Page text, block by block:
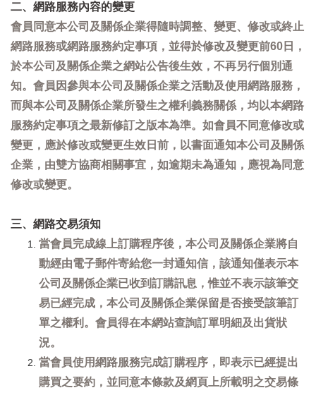
二、網路服務內容的變更
會員同意本公司及關係企業得隨時調整、變更、修改或終止
網路服務或網路服務約定事項，並得於修改及變更前60日，
於本公司及關係企業之網站公告後生效，不再另行個別通
知。會員因參與本公司及關係企業之活動及使用網路服務，
而與本公司及關係企業所發生之權利義務關係，均以本網路
服務約定事項之最新修訂之版本為準。如會員不同意修改或
變更，應於修改或變更生效日前，以書面通知本公司及關係
企業，由雙方協商相關事宜，如逾期未為通知，應視為同意
修改或變更。
三、網路交易須知
當會員完成線上訂購程序後，本公司及關係企業將自
動經由電子郵件寄給您一封通知信，該通知僅表示本
公司及關係企業已收到訂購訊息，惟並不表示該筆交
易已經完成，本公司及關係企業保留是否接受該筆訂
單之權利。會員得在本網站查詢訂單明細及出貨狀
況。
當會員使用網路服務完成訂購程序，即表示已經提出
購買之要約，並同意本條款及網頁上所載明之交易條